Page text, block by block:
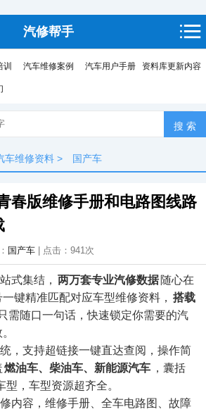
汽修帮手
训 汽车维修案例 汽车用户手册 资料库更新内容
车维修资料 > 国产车
春版维修手册和电路图线路
国产车 | 点击： 941次
式集结， 两万套专业汽修数据 随心在
键精准匹配对应车型维修资料， 搭载
需随口一句话，快速锁定你需要的汽
，支持超链接一键直达查阅，操作简
燃油车、柴油车、新能源汽车 ，囊括
型，车型资源超齐全。
内容，维修手册、全车电路图、故障